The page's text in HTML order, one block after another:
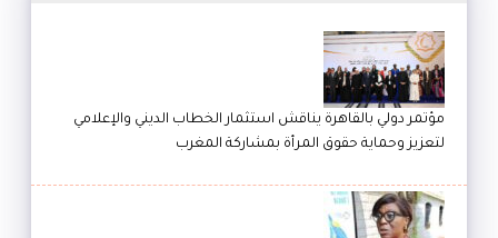
مؤتمر دولي بالقاهرة يناقش استثمار الخطاب الديني والإعلامي
لتعزيز وحماية حقوق المرأة بمشاركة المغرب